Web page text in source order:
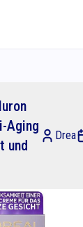
Aging
und
Drea